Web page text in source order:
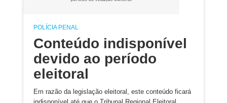
POLÍCIA PENAL
Conteúdo indisponível
devido ao período
eleitoral
Em razão da legislação eleitoral, este conteúdo ficará